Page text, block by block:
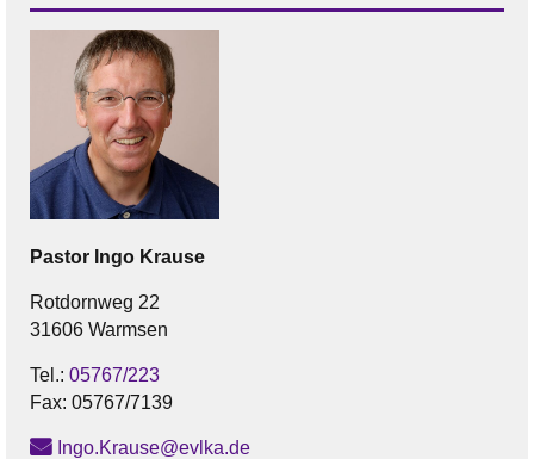
Pastor Ingo Krause
Rotdornweg 22
31606 Warmsen
Tel.: 05767/223
Fax: 05767/7139
Ingo.Krause@evlka.de